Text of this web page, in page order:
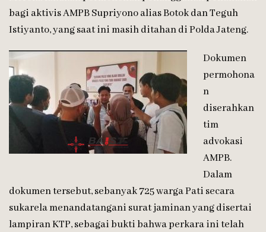
bagi aktivis AMPB Supriyono alias Botok dan Teguh
Istiyanto, yang saat ini masih ditahan di Polda Jateng.
Dokumen
permohona
n
diserahkan
tim
advokasi
AMPB.
Dalam
dokumen tersebut, sebanyak 725 warga Pati secara
sukarela menandatangani surat jaminan yang disertai
lampiran KTP, sebagai bukti bahwa perkara ini telah